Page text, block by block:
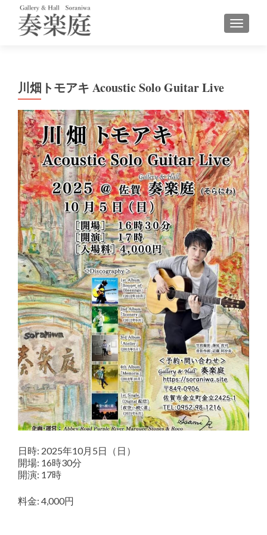
ナビゲ
川畑トモアキ Acoustic Solo Guitar Live
日時: 2025年10月5日（日）
開場: 16時30分
開演: 17時
料金: 4,000円